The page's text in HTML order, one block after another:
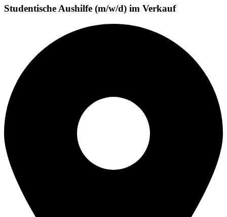
Studentische Aushilfe (m/w/d) im Verkauf